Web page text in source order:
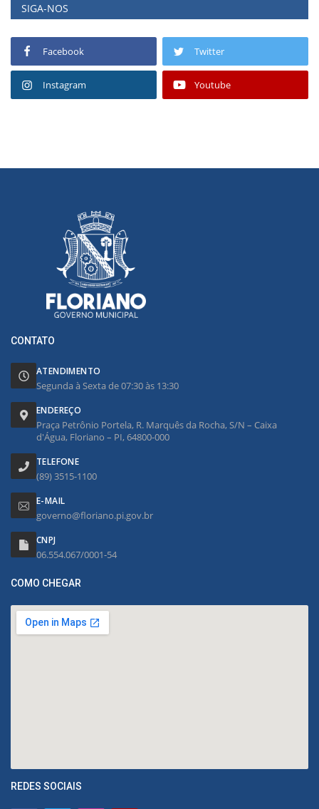
SIGA-NOS
Facebook Twitter
Instagram Youtube
CONTATO
ATENDIMENTO
Segunda à Sexta de 07:30 às 13:30
ENDEREÇO
Praça Petrônio Portela, R. Marquês da Rocha, S/N – Caixa
d'Água, Floriano – PI, 64800-000
TELEFONE
(89) 3515-1100
E-MAIL
governo@floriano.pi.gov.br
CNPJ
06.554.067/0001-54
COMO CHEGAR
REDES SOCIAIS